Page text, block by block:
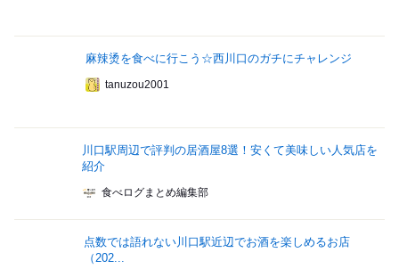
麻辣烫を食べに行こう☆西川口のガチにチャレンジ
tanuzou2001
川口駅周辺で評判の居酒屋8選！安くて美味しい人気店を
紹介
食べログまとめ編集部
点数では語れない川口駅近辺でお酒を楽しめるお店
（202...